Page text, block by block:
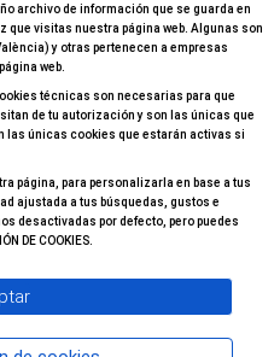
Palau de la Música
archivo de información que se guarda en
que visitas nuestra página web. Algunas son
y otras pertenecen a empresas
web.
técnicas son necesarias para que
de tu autorización y son las únicas que
las únicas cookies que estarán activas si
página, para personalizarla en base a tus
ajustada a tus búsquedas, gustos e
desactivadas por defecto, pero puedes
DE COOKIES.